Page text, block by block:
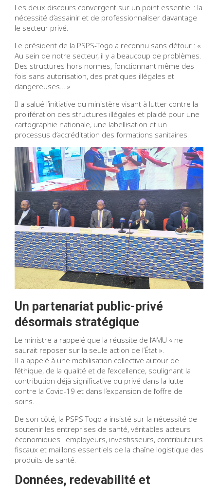
Les deux discours convergent sur un point essentiel : la
nécessité d’assainir et de professionnaliser davantage
le secteur privé.
Le président de la PSPS-Togo a reconnu sans détour : «
Au sein de notre secteur, il y a beaucoup de problèmes.
Des structures hors normes, fonctionnant même des
fois sans autorisation, des pratiques illégales et
dangereuses… »
Il a salué l’initiative du ministère visant à lutter contre la
prolifération des structures illégales et plaidé pour une
cartographie nationale, une labellisation et un
processus d’accréditation des formations sanitaires.
Un partenariat public-privé
désormais stratégique
Le ministre a rappelé que la réussite de l’AMU « ne
saurait reposer sur la seule action de l’État ».
Il a appelé à une mobilisation collective autour de
l’éthique, de la qualité et de l’excellence, soulignant la
contribution déjà significative du privé dans la lutte
contre la Covid-19 et dans l’expansion de l’offre de
soins.
De son côté, la PSPS-Togo a insisté sur la nécessité de
soutenir les entreprises de santé, véritables acteurs
économiques : employeurs, investisseurs, contributeurs
fiscaux et maillons essentiels de la chaîne logistique des
produits de santé.
Données, redevabilité et